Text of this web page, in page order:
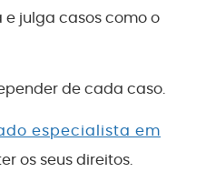
julga casos como o
de cada caso.
especialista em
os seus direitos.